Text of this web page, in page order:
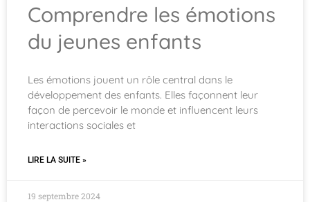
Comprendre les émotions
du jeunes enfants
Les émotions jouent un rôle central dans le
développement des enfants. Elles façonnent leur
façon de percevoir le monde et influencent leurs
interactions sociales et
LIRE LA SUITE »
19 septembre 2024